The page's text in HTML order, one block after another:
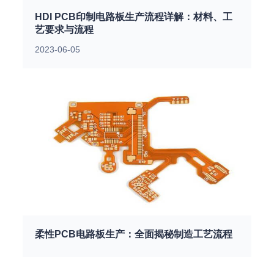
HDI PCB印制电路板生产流程详解：材料、工
艺要求与流程
2023-06-05
柔性PCB电路板生产：全面揭秘制造工艺流程